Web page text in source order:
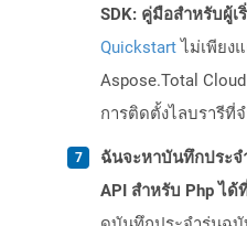
SDK: คู่มือสำหรับผู้เ
Quickstartไม่เพียง
Aspose.Total
การติดตั้งไลบรารีที่
ฉันจะหาบันทึกประจ
API สำหรับ Php ได้